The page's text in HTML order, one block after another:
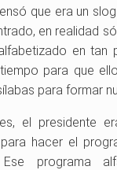
que era un
en realidad
en tan
para que
para formar
el presidente
hacer el
Ese programa